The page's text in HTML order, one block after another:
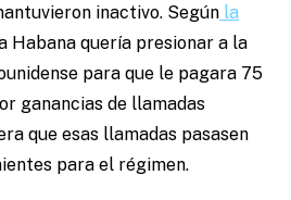
inactivo. Según la
Habana quería presionar a la
para que le pagara 75
ganancias de llamadas
que esas llamadas pasasen
para el régimen.